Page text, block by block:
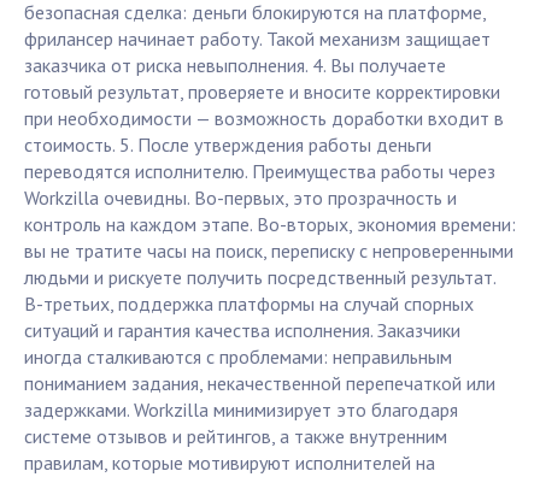
безопасная сделка: деньги блокируются на платформе,
фрилансер начинает работу. Такой механизм защищает
заказчика от риска невыполнения. 4. Вы получаете
готовый результат, проверяете и вносите корректировки
при необходимости — возможность доработки входит в
стоимость. 5. После утверждения работы деньги
переводятся исполнителю. Преимущества работы через
Workzilla очевидны. Во-первых, это прозрачность и
контроль на каждом этапе. Во-вторых, экономия времени:
вы не тратите часы на поиск, переписку с непроверенными
людьми и рискуете получить посредственный результат.
В-третьих, поддержка платформы на случай спорных
ситуаций и гарантия качества исполнения. Заказчики
иногда сталкиваются с проблемами: неправильным
пониманием задания, некачественной перепечаткой или
задержками. Workzilla минимизирует это благодаря
системе отзывов и рейтингов, а также внутренним
правилам, которые мотивируют исполнителей на